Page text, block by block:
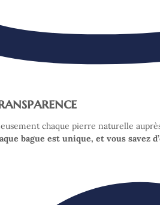
chaque pierre naturelle
bague est unique, et vous savez